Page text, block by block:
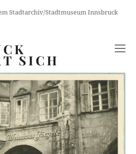
Stadtarchiv/Stadtmuseum Innsbruck
SICH